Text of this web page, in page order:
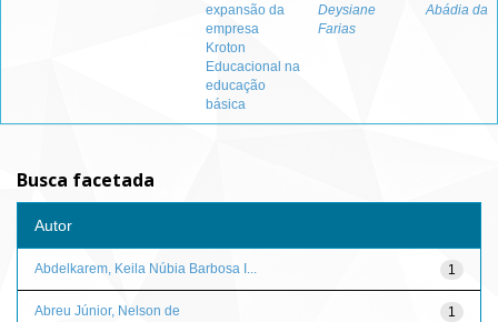
expansão da
empresa
Kroton
Educacional na
educação
básica
Deysiane
Farias
Abádia da
Busca facetada
Autor
1
Abdelkarem, Keila Núbia Barbosa I...
1
Abreu Júnior, Nelson de